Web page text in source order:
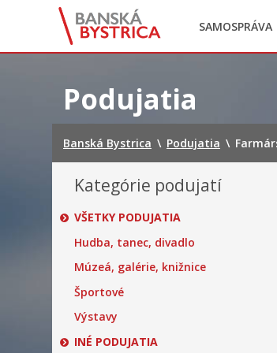
SAMOSPRÁVA
Oznamy
Mladí BB
Head of
Podujatia
Banská Bystrica \ Podujatia \
Kategórie podujatí
VŠETKY PODUJATIA
Hudba, tanec, divadlo
Múzeá, galérie, knižnice
Športové
Výstavy
INÉ PODUJATIA